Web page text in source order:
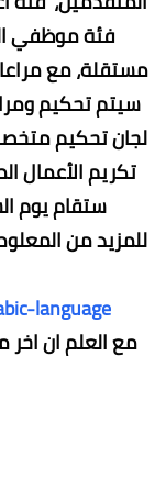
ستقام يوم السبت
language
مع العلم ان اخر موعد